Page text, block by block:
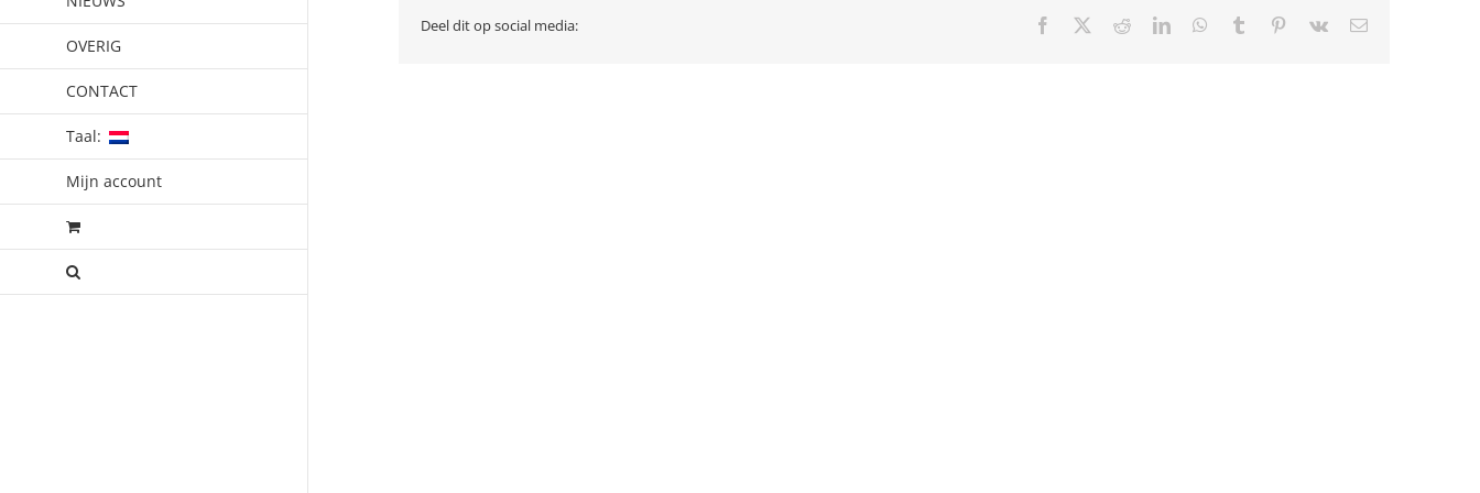
OVERIG
CONTACT
Taal:
Mijn account
Deel dit op social media: Facebook RedditLinkedInWhatsApp
Tumblr Pinterest
Vk
E-